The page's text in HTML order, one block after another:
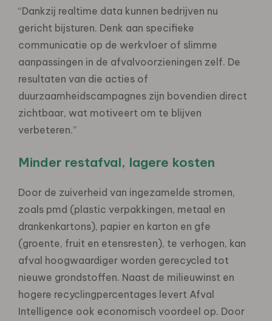
“Dankzij realtime data kunnen bedrijven nu
gericht bijsturen. Denk aan specifieke
communicatie op de werkvloer of slimme
aanpassingen in de afvalvoorzieningen zelf. De
resultaten van die acties of
duurzaamheidscampagnes zijn bovendien direct
zichtbaar, wat motiveert om te blijven
verbeteren.”
Minder restafval, lagere kosten
Door de zuiverheid van ingezamelde stromen,
zoals pmd (plastic verpakkingen, metaal en
drankenkartons), papier en karton en gfe
(groente, fruit en etensresten), te verhogen, kan
afval hoogwaardiger worden gerecycled tot
nieuwe grondstoffen. Naast de milieuwinst en
hogere recyclingpercentages levert Afval
Intelligence ook economisch voordeel op. Door